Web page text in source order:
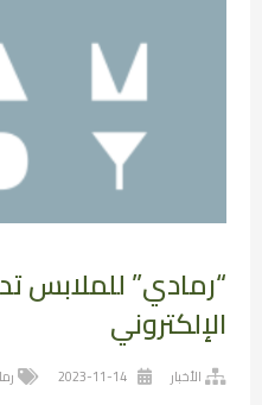
“رمادي” للملابس
الإلكتروني
الأخبار 2023-11-14